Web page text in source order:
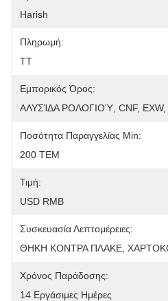
Harish
Πληρωμή:
TT
Εμπορικός Όρος:
ΑΛΥΣΊΔΑ ΡΟΛΟΓΙΟΎ, CNF, EXW,
Ποσότητα Παραγγελίας Min:
200 ΤΕΜ
Τιμή:
USD RMB
Συσκευασία Λεπτομέρειες:
ΘΗΚΗ ΚΟΝΤΡΑ ΠΛΑΚΕ,
Χρόνος Παράδοσης:
14 Εργάσιμες Ημέρες